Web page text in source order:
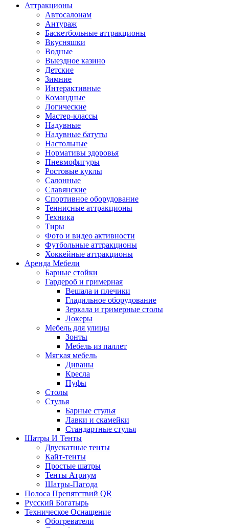
Аттракционы
Автосалонам
Антураж
Баскетбольные аттракционы
Вкусняшки
Водные
Выездное казино
Детские
Зимние
Интерактивные
Командные
Логические
Мастер-классы
Надувные
Надувные батуты
Настольные
Нормативы здоровья
Пневмофигуры
Ростовые куклы
Салонные
Славянские
Спортивное оборудование
Теннисные аттракционы
Техника
Тиры
Фото и видео активности
Футбольные аттракционы
Хоккейные аттракционы
Аренда Мебели
Барные стойки
Гардероб и гримерная
Вешала и плечики
Гладильное оборудование
Зеркала и гримерные столы
Локеры
Мебель для улицы
Зонты
Мебель из паллет
Мягкая мебель
Диваны
Кресла
Пуфы
Столы
Стулья
Барные стулья
Лавки и скамейки
Стандартные стулья
Шатры И Тенты
Двускатные тенты
Кайт-тенты
Простые шатры
Тенты Атриум
Шатры-Пагода
Полоса Препятствий QR
Русский Богатырь
Техническое Оснащение
Обогреватели